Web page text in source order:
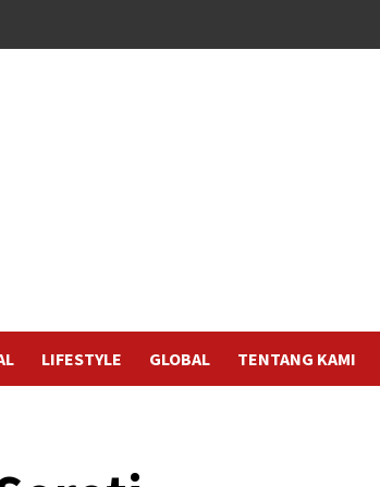
LIFESTYLE GLOBAL TENTANG KAMI